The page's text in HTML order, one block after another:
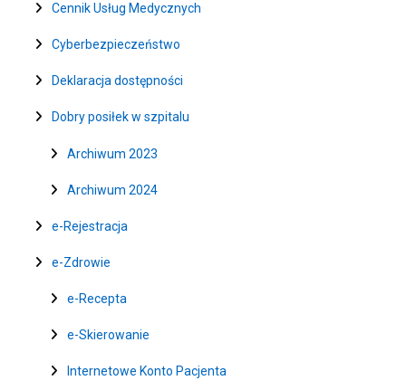
Cennik Usług Medycznych
Cyberbezpieczeństwo
Deklaracja dostępności
Dobry posiłek w szpitalu
Archiwum 2023
Archiwum 2024
e-Rejestracja
e-Zdrowie
e-Recepta
e-Skierowanie
Internetowe Konto Pacjenta